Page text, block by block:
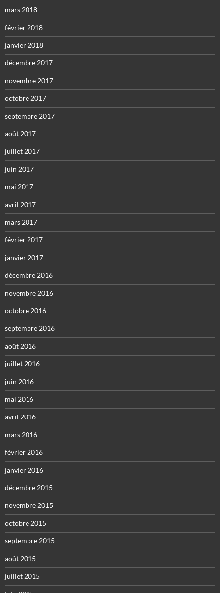
mars 2018
février 2018
janvier 2018
décembre 2017
novembre 2017
octobre 2017
septembre 2017
août 2017
juillet 2017
juin 2017
mai 2017
avril 2017
mars 2017
février 2017
janvier 2017
décembre 2016
novembre 2016
octobre 2016
septembre 2016
août 2016
juillet 2016
juin 2016
mai 2016
avril 2016
mars 2016
février 2016
janvier 2016
décembre 2015
novembre 2015
octobre 2015
septembre 2015
août 2015
juillet 2015